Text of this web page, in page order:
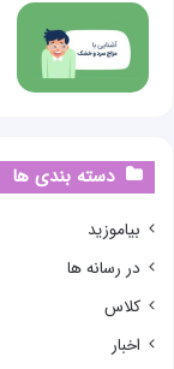
دسته بندی ها
بیاموزید
در رسانه ها
کلاس
اخبار